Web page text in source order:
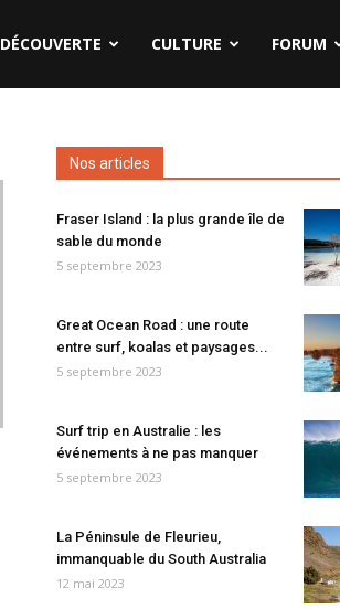
DÉCOUVERTE CULTURE FORUM
Nos articles
Fraser Island : la plus grande île de
sable du monde
5 septembre 2023
Great Ocean Road : une route
entre surf, koalas et paysages...
5 septembre 2023
Surf trip en Australie : les
événements à ne pas manquer
5 septembre 2023
La Péninsule de Fleurieu,
immanquable du South Australia
12 mai 2023